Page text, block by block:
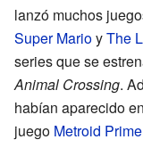
lanzó muchos
Super MarioyThe
series que se
Animal Crossing.
habían aparecido
juego Metroid Prime